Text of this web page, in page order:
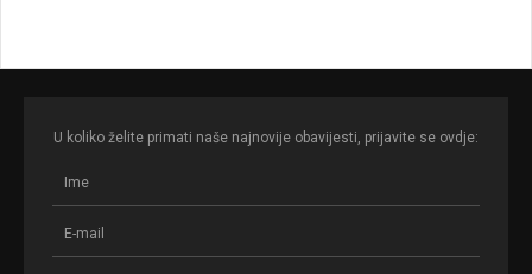
U koliko želite primati naše najnovije obavijesti, prijavite se ovdje: